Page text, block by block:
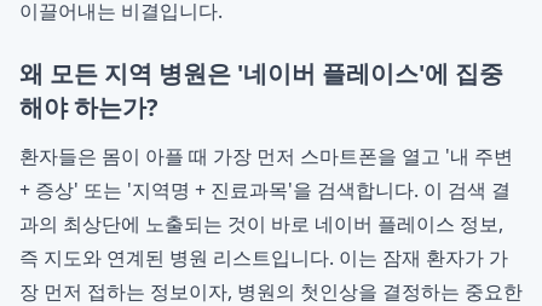
이끌어내는 비결입니다.
왜 모든 지역 병원은 '네이버 플레이스'에 집중
해야 하는가?
환자들은 몸이 아플 때 가장 먼저 스마트폰을 열고 '내 주변
+ 증상' 또는 '지역명 + 진료과목'을 검색합니다. 이 검색 결
과의 최상단에 노출되는 것이 바로 네이버 플레이스 정보,
즉 지도와 연계된 병원 리스트입니다. 이는 잠재 환자가 가
장 먼저 접하는 정보이자, 병원의 첫인상을 결정하는 중요한